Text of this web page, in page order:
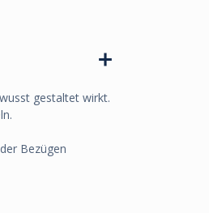
gestaltet wirkt.
Bezügen